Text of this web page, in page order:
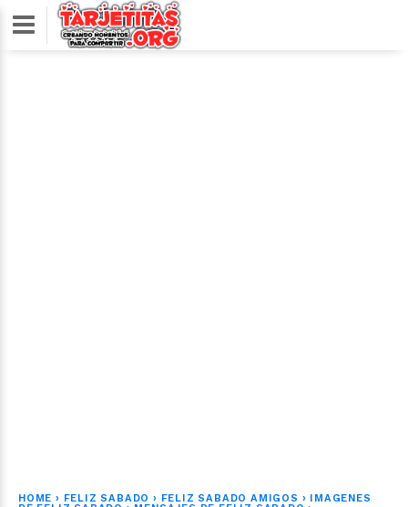
HOME › FELIZ SABADO › FELIZ SABADO AMIGOS ›
IMAGENES